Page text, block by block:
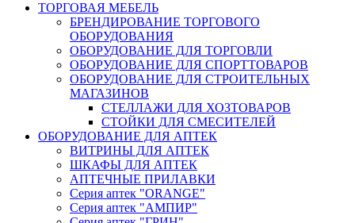
ТОРГОВАЯ МЕБЕЛЬ
БРЕНДИРОВАНИЕ ТОРГОВОГО
ОБОРУДОВАНИЯ
ОБОРУДОВАНИЕ ДЛЯ ТОРГОВЛИ
ОБОРУДОВАНИЕ ДЛЯ СПОРТТОВАРОВ
ОБОРУДОВАНИЕ ДЛЯ СТРОИТЕЛЬНЫХ
МАГАЗИНОВ
СТЕЛЛАЖИ ДЛЯ ХОЗТОВАРОВ
СТОЙКИ ДЛЯ СМЕСИТЕЛЕЙ
ОБОРУДОВАНИЕ ДЛЯ АПТЕК
ВИТРИНЫ ДЛЯ АПТЕК
ШКАФЫ ДЛЯ АПТЕК
АПТЕЧНЫЕ ПРИЛАВКИ
Серия аптек "ORANGE"
Серия аптек "АМПИР"